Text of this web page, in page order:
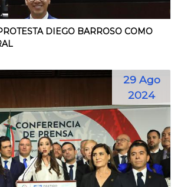
DIEGO BARROSO COMO
29 Ago
2024